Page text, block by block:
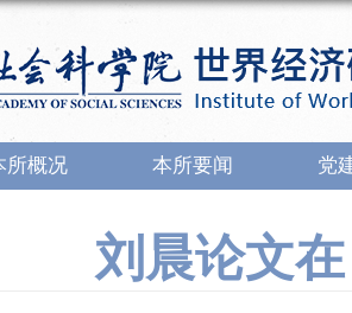
所概况 本所要闻 党
刘晨论文